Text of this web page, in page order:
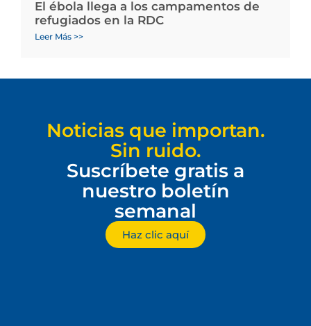
El ébola llega a los campamentos de
refugiados en la RDC
Leer Más >>
Noticias que importan.
Sin ruido.
Suscríbete gratis a
nuestro boletín
semanal
Haz clic aquí